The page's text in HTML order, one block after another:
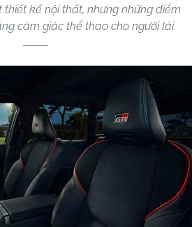
kế nội thất, nhưng những điểm
cảm giác thể thao cho người lái.